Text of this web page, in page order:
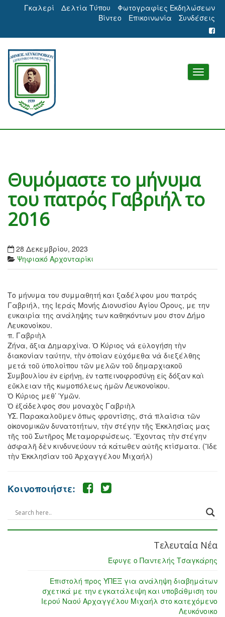
Γκαλερί Δελτία Τύπου
Φωτογραφίες Εκδηλώσεων
Βίντεο
Επικοινωνία Συνδέσεις
Θυμόμαστε το μήνυμα
του πατρός Γαβριήλ το
2016
28 Δεκεμβρίου, 2023
Ψηφιακό Αρχονταρίκι
Το μήνυμα του συμμαθητή και ξαδέλφου μου πατρός
Γαβριήλ, της Ιεράς Μονής Διονυσίου Αγίου Όρους, με την
ευκαιρία της ανάληψης των καθηκόντων μου στον Δήμο
Λευκονοίκου.
Ζήνα, ἄξια Δημαρχίνα. Ὁ Κύριος νὰ εὐλογήση τὴν
διακονίαν ταύτην, τὴν ὁποίαν εὐχόμεθα νὰ διεξέλθης
μετὰ τοῦ ὑπολοίπου τῶν μελῶν τοῦ δημαρχιακοῦ
Συμβουλίου ἐν εἰρήνῃ, ἐν ταπεινοφροσύνῃ εἰς δόξαν καὶ
εὔκλειαν τῆς κωμοπόλεως ἡμῶν Λευκονοίκου.
Ὁ Κύριος μεθ’ Ὑμῶν.
Ὁ ἐξάδελφος σου μοναχὸς Γαβριὴλ
ΥΣ. Παρακαλοῦμεν ὅπως φροντίσης, στὰ πλαίσια τῶν
οἰκονομικῶν δυνατοτήτων, τὴν στέγην τῆς Ἐκκλησίας μας
τῆς τοῦ Σωτῆρος Μεταμορφώσεως. Ἔχοντας τὴν στέγην
ἀσφαλῆ δὲν κινδυνεύουν τὰ κάτωθεν αὐτῆς κτίσματα. (Ἴδε
τὴν Ἐκκλησίαν τοῦ Ἀρχαγγέλου Μιχαήλ)
Κοινοποιήστε:
Τελευταία Νέα
Έφυγε ο Παντελής Τσαγκάρης
Επιστολή προς ΥΠΕΞ για ανάληψη διαβημάτων
σχετικά με την εγκατάλειψη και υποβάθμιση του
Ιερού Ναού Αρχαγγέλου Μιχαήλ στο κατεχόμενο
Λευκόνοικο